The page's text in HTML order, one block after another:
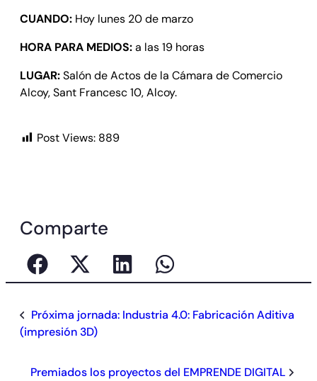
CUANDO: Hoy lunes 20 de marzo
HORA PARA MEDIOS:a las 19 horas
LUGAR:Salón de Actos de la Cámara de Comercio
Alcoy, Sant Francesc 10, Alcoy.
Post Views: 889
Comparte
Próxima jornada: Industria 4.0: Fabricación Aditiva
(impresión 3D)
Premiados los proyectos del EMPRENDE DIGITAL